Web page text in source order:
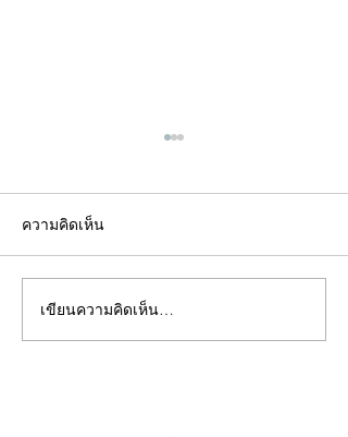
คอลัมน์"จับชีพจรวงการ
พระ"ประจำพุธที่ 29
ความคิดเห็น
เขียนความคิดเห็น…